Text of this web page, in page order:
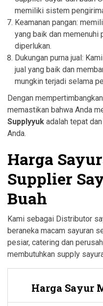
memiliki sistem
Keamanan pangan:
yang baik dan memenuhi
diperlukan.
Dukungan purna jual:
jual yang baik dan
mungkin terjadi selama
Dengan
memastikan bahwa Anda
Supplyyuk adalah tepat
Anda.
Harga
Supplier
Buah
Kami sebagai Distributor
beraneka macam sayuran
pesiar, catering dan
membutuhkan supply
Harga Sayur